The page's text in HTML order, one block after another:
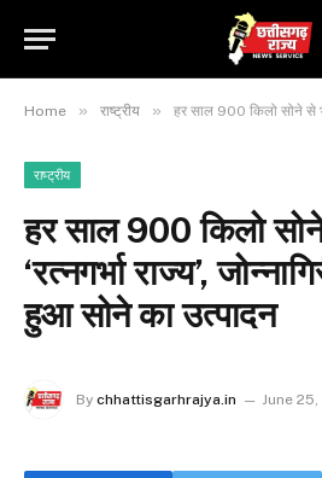
Home » राष्ट्रीय » हर साल 900 किलो सोने से भरेगा ये
राष्ट्रीय
हर साल 900 किलो
‘रत्नगर्भा राज्य’,
हुआ सोने का उत्पादन
By chhattisgarhrajya.in June